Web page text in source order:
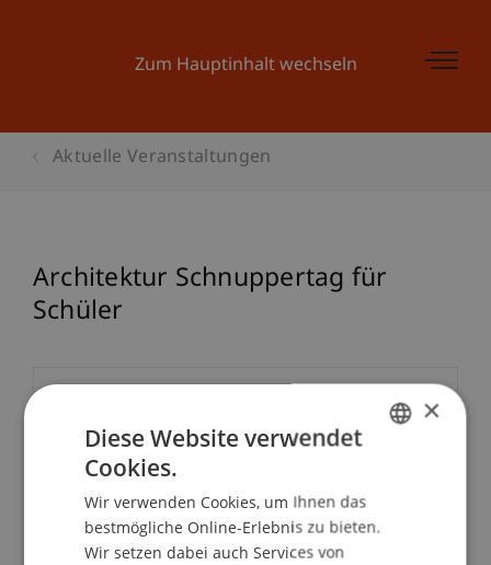
Zum Hauptinhalt wechseln
Aktuelle Veranstaltungen
Architektur Schnuppertag für
Schüler
Kontakt
×
Diese Website verwendet
Cookies.
Wir verwenden Cookies, um Ihnen das
bestmögliche Online-Erlebnis zu bieten.
Wir setzen dabei auch Services von